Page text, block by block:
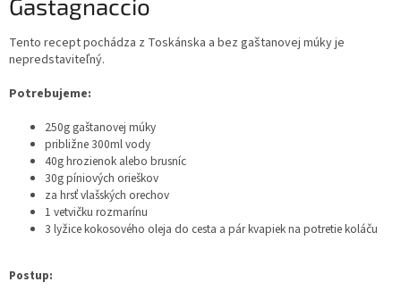
Gastagnaccio
Tento recept pochádza z Toskánska a bez gaštanovej múky je
nepredstaviteľný.
Potrebujeme:
250g gaštanovej múky
približne 300ml vody
40g hrozienok alebo brusníc
30g píniových orieškov
za hrsť vlašských orechov
1 vetvičku rozmarínu
3 lyžice kokosového oleja do cesta a pár kvapiek na potretie koláču
Postup: